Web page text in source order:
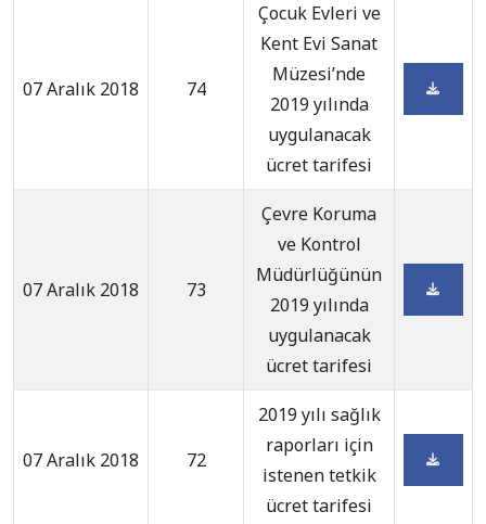
07 Aralık 2018 74
Çocuk Evleri ve
Kent Evi Sanat
Müzesi’nde
2019 yılında
uygulanacak
ücret tarifesi
07 Aralık 2018 73
Çevre Koruma
ve Kontrol
Müdürlüğünün
2019 yılında
uygulanacak
ücret tarifesi
07 Aralık 2018 72
2019 yılı sağlık
raporları için
istenen tetkik
ücret tarifesi